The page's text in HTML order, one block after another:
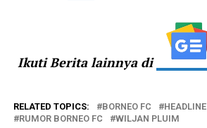
Ikuti Berita lainnya di
RELATED TOPICS: BORNEO FC HEADLINE
RUMOR BORNEO FC
WILJAN PLUIM